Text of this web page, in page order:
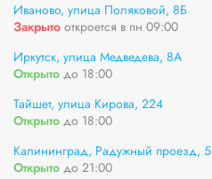
Иваново, улица Поляковой, 8Б
Закрыто откроется в пн 09:00
Иркутск, улица Медведева, 8А
Открыто до 18:00
Тайшет, улица Кирова, 224
Открыто до 18:00
Калининград, Радужный проезд, 5
Открыто до 21:00